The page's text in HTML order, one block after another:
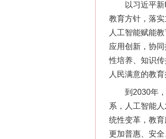
以习近平新时
教育方针，落
人工智能赋能
应用创新，协
性培养、知识
人民满意的教育
到2030年，
系，人工智能
统性变革，教
更加普惠、安